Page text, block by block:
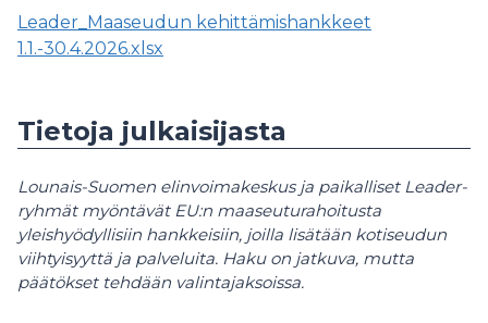
Leader_Maaseudun kehittämishankkeet
1.1.-30.4.2026.xlsx
Tietoja julkaisijasta
Lounais-Suomen elinvoimakeskus ja paikalliset Leader-
ryhmät myöntävät EU:n maaseuturahoitusta
yleishyödyllisiin hankkeisiin, joilla lisätään kotiseudun
viihtyisyyttä ja palveluita. Haku on jatkuva, mutta
päätökset tehdään valintajaksoissa.